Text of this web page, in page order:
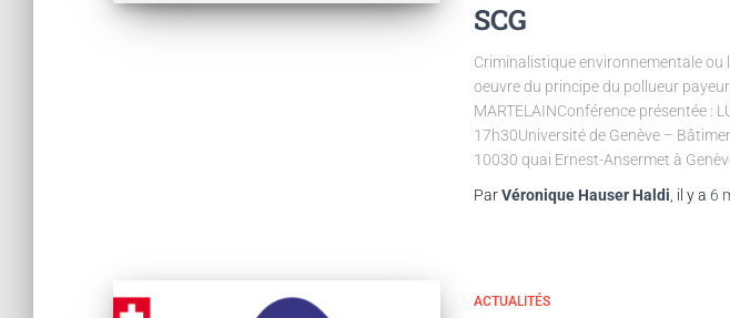
SCG
Criminalistique environnementale ou
oeuvre du principe du pollueur
MARTELAINConférence présentée :
17h30Université de Genève –
10030 quai Ernest-Ansermet à
ParVéronique Hauser Haldi , il y a 6
ACTUALITÉS